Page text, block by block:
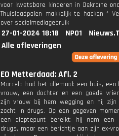
voor kwetsbare kinderen in Oekraïne
Thuislaadpalen makkelijk te hacken *
over socialmediagebruik
27-01-2024 18:18 NPO1
Alle afleveringen
EO Metterdaad: Afl. 2
Marcelo had het allemaal: een huis, een
vrouw, een dochter en een goede
zijn vrouw bij hem wegging en hij zijn
zocht in drugs. Op een gegeven
een dieptepunt bereikt: hij nam een
drugs, maar een berichtje aan zijn ex-